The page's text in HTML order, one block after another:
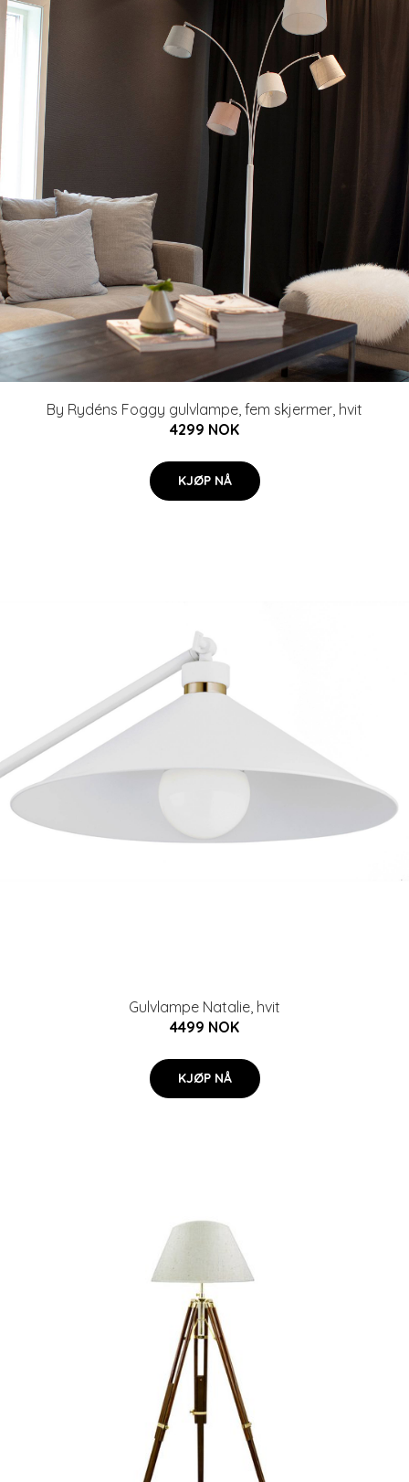
By Rydéns Foggy gulvlampe, fem skjermer, hvit
4299 NOK
KJØP NÅ
Gulvlampe Natalie, hvit
4499 NOK
KJØP NÅ